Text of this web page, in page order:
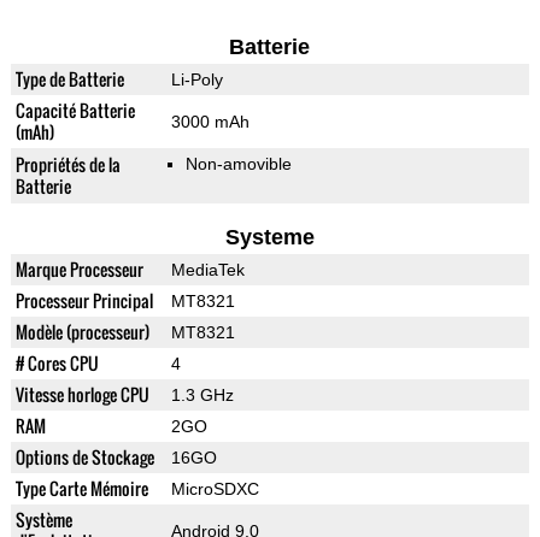
Batterie
Type de Batterie Li-Poly
Capacité Batterie
(mAh)
3000 mAh
Propriétés de la
Batterie
Non-amovible
Systeme
Marque Processeur MediaTek
Processeur Principal MT8321
Modèle (processeur) MT8321
# Cores CPU 4
Vitesse horloge CPU 1.3 GHz
RAM 2GO
Options de Stockage 16GO
Type Carte Mémoire MicroSDXC
Système
Android 9.0